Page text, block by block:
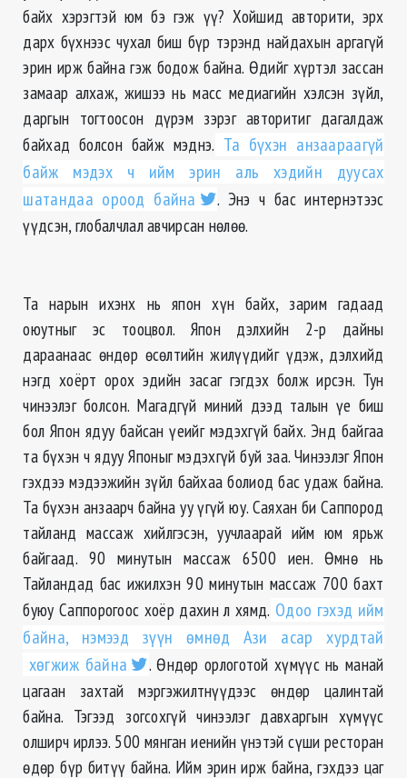
байх хэрэгтэй юм бэ гэж үү? Хойшид авторити, эрх
дарх бүхнээс чухал биш бүр тэрэнд найдахын аргагүй
эрин ирж байна гэж бодож байна. Өдийг хүртэл зассан
замаар алхаж, жишээ нь масс медиагийн хэлсэн зүйл,
даргын тогтоосон дүрэм зэрэг авторитиг дагалдаж
байхад болсон байж мэднэ. Та бүхэн анзаараагүй
байж мэдэх ч ийм эрин аль хэдийн дуусах
шатандаа ороод байна
. Энэ ч бас интернэтээс
үүдсэн, глобалчлал авчирсан нөлөө.
Та нарын ихэнх нь япон хүн байх, зарим гадаад
оюутныг эс тооцвол. Япон дэлхийн 2-р дайны
дараанаас өндөр өсөлтийн жилүүдийг үдэж, дэлхийд
нэгд хоёрт орох эдийн засаг гэгдэх болж ирсэн. Тун
чинээлэг болсон. Магадгүй миний дээд талын үе биш
бол Япон ядуу байсан үеийг мэдэхгүй байх. Энд байгаа
та бүхэн ч ядуу Японыг мэдэхгүй буй заа. Чинээлэг Япон
гэхдээ мэдээжийн зүйл байхаа болиод бас удаж байна.
Та бүхэн анзаарч байна уу үгүй юу. Саяхан би Саппород
тайланд массаж хийлгэсэн, уучлаарай ийм юм ярьж
байгаад. 90 минутын массаж 6500 иен. Өмнө нь
Тайландад бас ижилхэн 90 минутын массаж 700 бахт
буюу Саппорогоос хоёр дахин л хямд. Одоо гэхэд ийм
байна, нэмээд зүүн өмнөд Ази асар хурдтай
хөгжиж байна
. Өндөр орлоготой хүмүүс нь манай
цагаан захтай мэргэжилтнүүдээс өндөр цалинтай
байна. Тэгээд зогсохгүй чинээлэг давхаргын хүмүүс
олширч ирлээ. 500 мянган иенийн үнэтэй сүши ресторан
өдөр бүр битүү байна. Ийм эрин ирж байна, гэхдээ цаг